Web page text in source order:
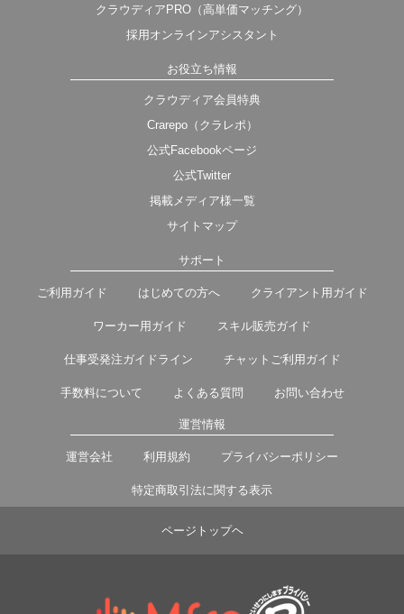
クラウディアPRO（高単価マッチング）
採用オンラインアシスタント
お役立ち情報
クラウディア会員特典
Crarepo（クラレポ）
公式Facebookページ
公式Twitter
掲載メディア様一覧
サイトマップ
サポート
ご利用ガイド はじめての方へ クライアント用ガイド
ワーカー用ガイド スキル販売ガイド
仕事受発注ガイドライン チャットご利用ガイド
手数料について よくある質問 お問い合わせ
運営情報
運営会社 利用規約 プライバシーポリシー
特定商取引法に関する表示
ページトップヘ